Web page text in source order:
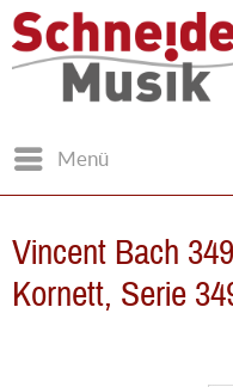
Menü
Vincent Bach
Kornett, Serie